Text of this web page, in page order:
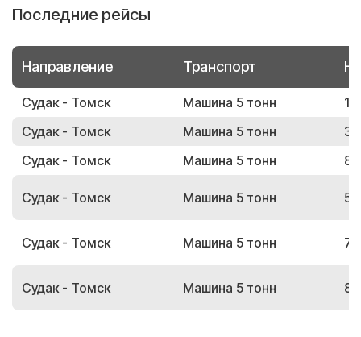
Последние рейсы
Направление Транспорт
Судак - Томск Машина 5 тонн
Судак - Томск
Машина 5 тонн
Судак - Томск
Машина 5 тонн
Судак - Томск Машина 5 тонн
Судак - Томск Машина 5 тонн
Судак - Томск Машина 5 тонн